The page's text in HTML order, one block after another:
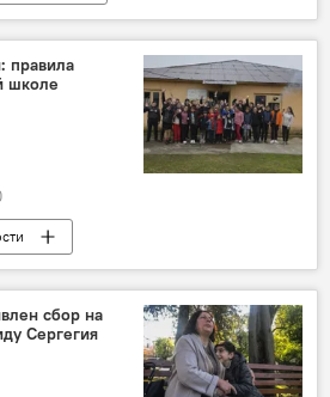
правила
школе
сбор на
Сергегия